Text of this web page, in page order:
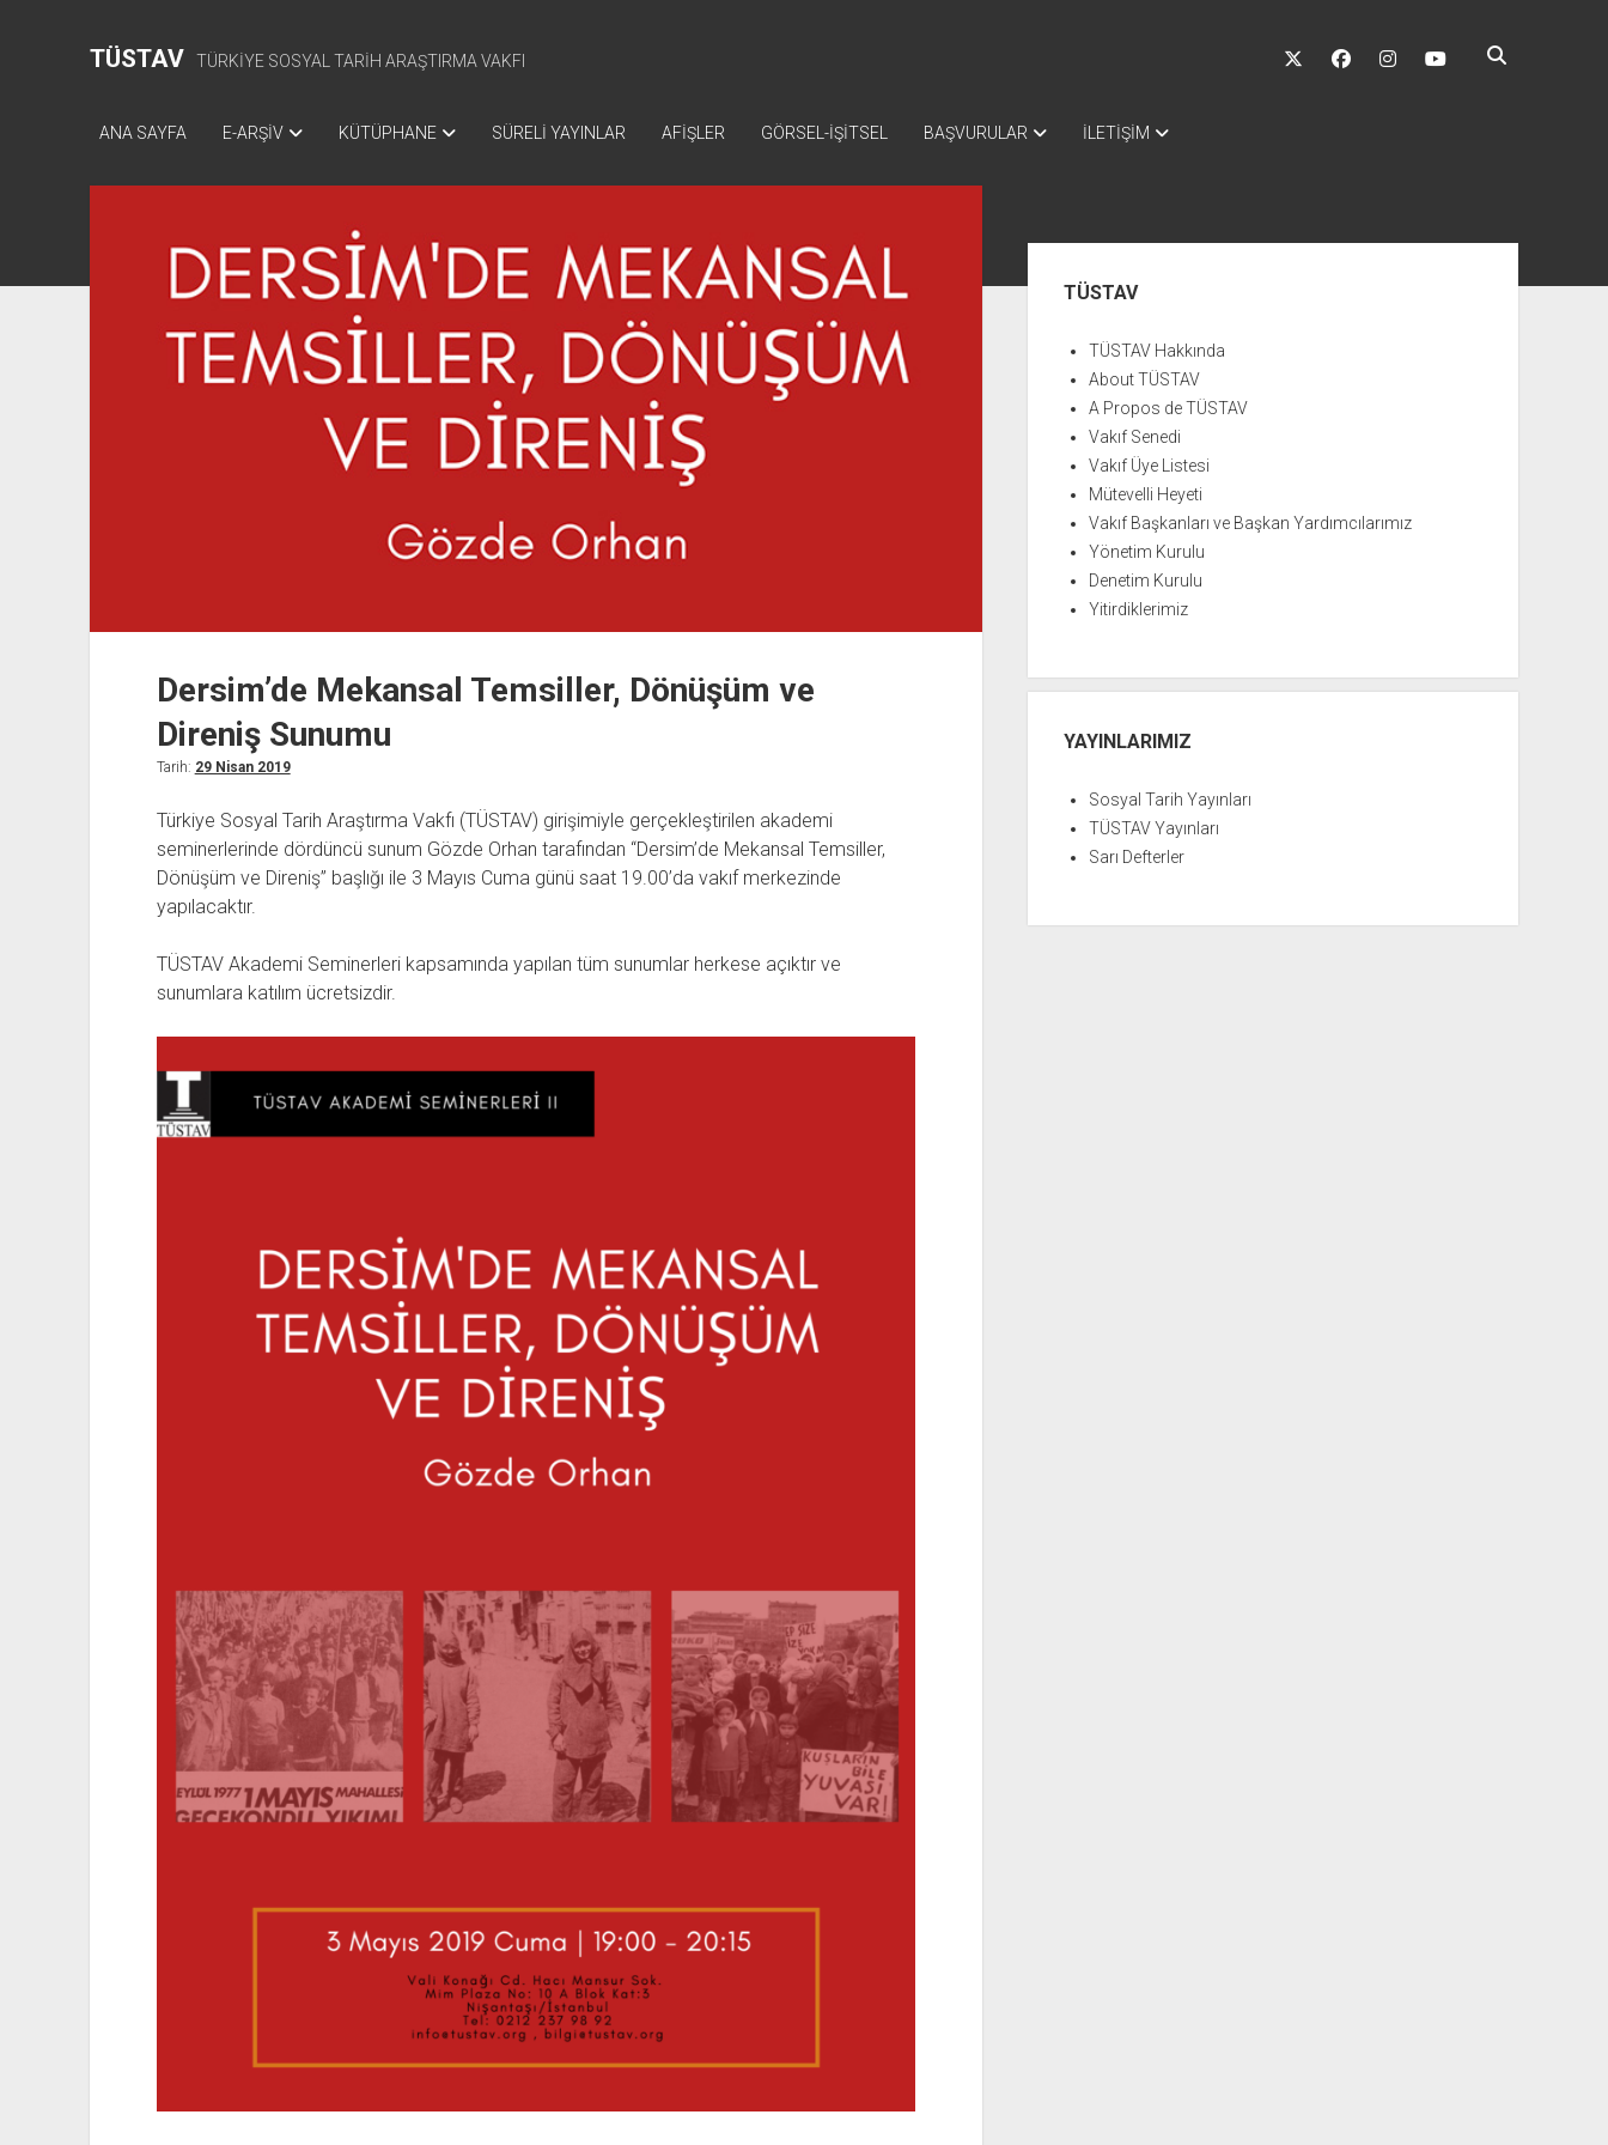
TÜSTAV TÜRKİYE SOSYAL TARİH ARAŞTIRMA VAKFI
twitter facebookinstagramyoutube
ANA SAYFA E-ARŞİV KÜTÜPHANE SÜRELİ YAYINLAR AFİŞLER GÖRSEL-İŞİTSEL BAŞVURULAR İLETİŞİM
Dersim’de Mekansal Temsiller, Dönüşüm ve
Direniş Sunumu
Tarih: 29 Nisan 2019
Türkiye Sosyal Tarih Araştırma Vakfı (TÜSTAV) girişimiyle gerçekleştirilen akademi
seminerlerinde dördüncü sunum Gözde Orhan tarafından “Dersim’de Mekansal Temsiller,
Dönüşüm ve Direniş” başlığı ile 3 Mayıs Cuma günü saat 19.00’da vakıf merkezinde
yapılacaktır.
TÜSTAV Akademi Seminerleri kapsamında yapılan tüm sunumlar herkese açıktır ve
sunumlara katılım ücretsizdir.
MenüTÜSTAV
TÜSTAV Hakkında
About TÜSTAV
A Propos de TÜSTAV
Vakıf Senedi
Vakıf Üye Listesi
Mütevelli Heyeti
Vakıf Başkanları ve Başkan Yardımcılarımız
Yönetim Kurulu
Denetim Kurulu
Yitirdiklerimiz
YAYINLARIMIZ
Sosyal Tarih Yayınları
TÜSTAV Yayınları
Sarı Defterler